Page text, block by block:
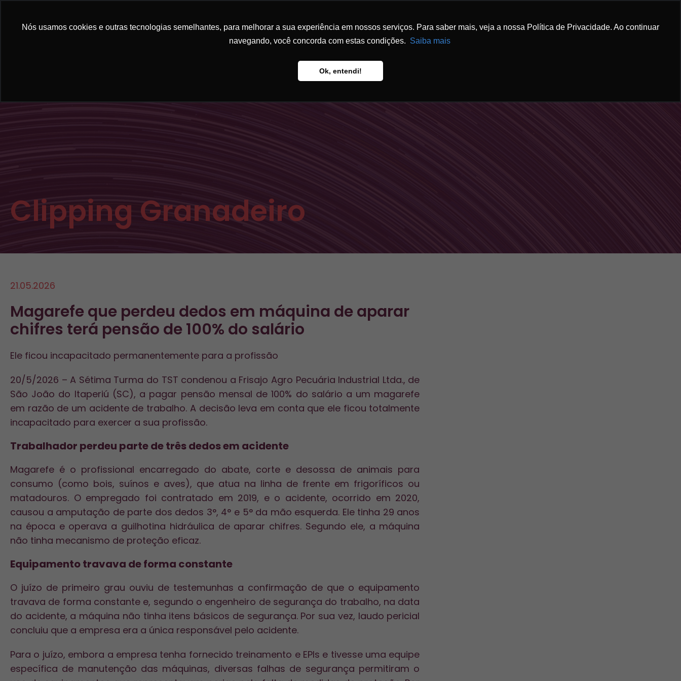
Nós usamos cookies e outras tecnologias semelhantes, para melhorar a sua experiência em nossos serviços. Para saber mais, veja a nossa Política de Privacidade. Ao continuar
navegando, você concorda com estas condições. Saiba mais
Ok, entendi!
ESCRITÓRIO ATUAÇÃO EQUIPE FÓRUM GRANADEIRO
Clipping Granadeiro
21.05.2026
Magarefe que perdeu dedos em máquina de aparar
chifres terá pensão de 100% do salário
Ele ficou incapacitado permanentemente para a profissão
20/5/2026 – A Sétima Turma do TST condenou a Frisajo Agro Pecuária Industrial Ltda., de
São João do Itaperiú (SC), a pagar pensão mensal de 100% do salário a um magarefe
em razão de um acidente de trabalho. A decisão leva em conta que ele ficou totalmente
incapacitado para exercer a sua profissão.
Trabalhador perdeu parte de três dedos em acidente
Magarefe é o profissional encarregado do abate, corte e desossa de animais para
consumo (como bois, suínos e aves), que atua na linha de frente em frigoríficos ou
matadouros. O empregado foi contratado em 2019, e o acidente, ocorrido em 2020,
causou a amputação de parte dos dedos 3°, 4° e 5° da mão esquerda. Ele tinha 29 anos
na época e operava a guilhotina hidráulica de aparar chifres. Segundo ele, a máquina
não tinha mecanismo de proteção eficaz.
Equipamento travava de forma constante
O juízo de primeiro grau ouviu de testemunhas a confirmação de que o equipamento
travava de forma constante e, segundo o engenheiro de segurança do trabalho, na data
do acidente, a máquina não tinha itens básicos de segurança. Por sua vez, laudo pericial
concluiu que a empresa era a única responsável pelo acidente.
Para o juízo, embora a empresa tenha fornecido treinamento e EPIs e tivesse uma equipe
específica de manutenção das máquinas, diversas falhas de segurança permitiram o